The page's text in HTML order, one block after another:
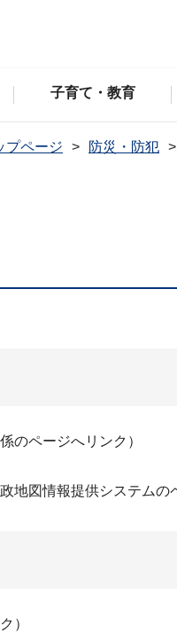
子育て・教育
プページ 防災・防犯
のページへリンク）
政地図情報提供システムの
）